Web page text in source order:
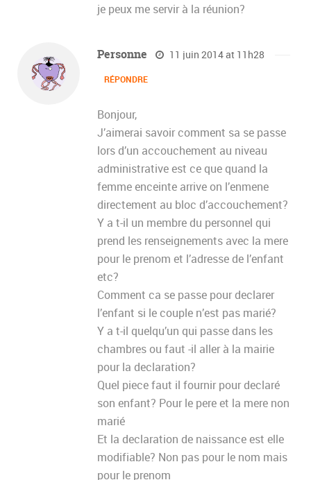
je peux me servir à la réunion?
Personne 11 juin 2014 at 11h28
RÉPONDRE
Bonjour,
J’aimerai savoir comment sa se passe
lors d’un accouchement au niveau
administrative est ce que quand la
femme enceinte arrive on l’enmene
directement au bloc d’accouchement?
Y a t-il un membre du personnel qui
prend les renseignements avec la mere
pour le prenom et l’adresse de l’enfant
etc?
Comment ca se passe pour declarer
l’enfant si le couple n’est pas marié?
Y a t-il quelqu’un qui passe dans les
chambres ou faut -il aller à la mairie
pour la declaration?
Quel piece faut il fournir pour declaré
son enfant? Pour le pere et la mere non
marié
Et la declaration de naissance est elle
modifiable? Non pas pour le nom mais
pour le prenom